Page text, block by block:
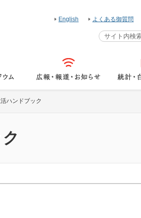
English よくある御質問
ハンドブック